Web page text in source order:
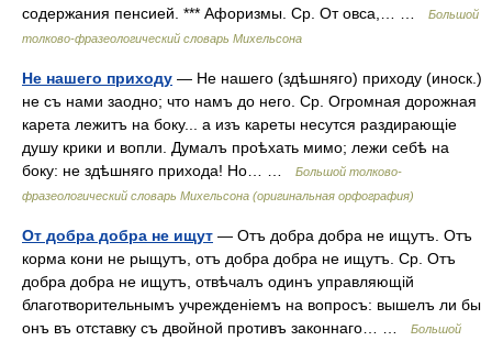
содержания пенсией. *** Афоризмы. Ср. От овса,… …
Большой
толково-фразеологический словарь Михельсона
Не нашего приходу — Не нашего (здѣшняго) приходу (иноск.)
не съ нами заодно; что намъ до него. Ср. Огромная дорожная
карета лежитъ на боку... а изъ кареты несутся раздирающіе
душу крики и вопли. Думалъ проѣхать мимо; лежи себѣ на
боку: не здѣшняго прихода! Но… …
Большой толково-
фразеологический словарь Михельсона (оригинальная орфография)
От добра добра не ищут — Отъ добра добра не ищутъ. Отъ
корма кони не рыщутъ, отъ добра добра не ищутъ. Ср. Отъ
добра добра не ищутъ, отвѣчалъ одинъ управляющій
благотворительнымъ учрежденіемъ на вопросъ: вышелъ ли бы
онъ въ отставку съ двойной противъ законнаго… …
Большой